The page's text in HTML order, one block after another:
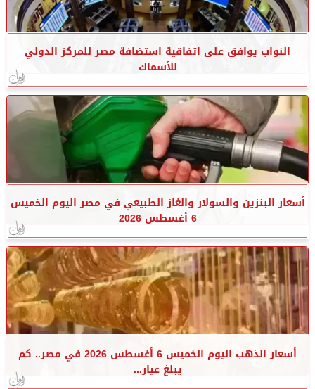
النواب يوافق على اتفاقية استضافة مصر للمركز الدولي
للأسماك
أسعار البنزين والسولار والغاز الطبيعي في مصر اليوم الخميس
6 أغسطس 2026
أسعار الذهب اليوم الخميس 6 أغسطس 2026 في مصر.. كم
يبلغ عيار...